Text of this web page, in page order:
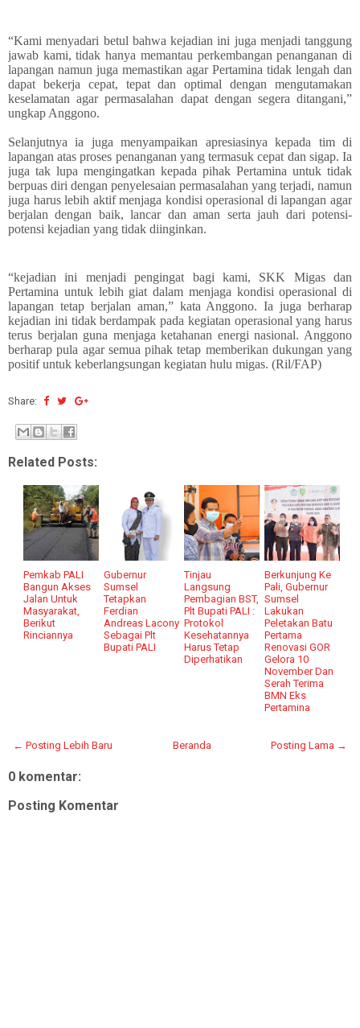
“Kami menyadari betul bahwa kejadian ini juga menjadi tanggung
jawab kami, tidak hanya memantau perkembangan penanganan di
lapangan namun juga memastikan agar Pertamina tidak lengah dan
dapat bekerja cepat, tepat dan optimal dengan mengutamakan
keselamatan agar permasalahan dapat dengan segera ditangani,”
ungkap Anggono.
Selanjutnya ia juga menyampaikan apresiasinya kepada tim di
lapangan atas proses penanganan yang termasuk cepat dan sigap. Ia
juga tak lupa mengingatkan kepada pihak Pertamina untuk tidak
berpuas diri dengan penyelesaian permasalahan yang terjadi, namun
juga harus lebih aktif menjaga kondisi operasional di lapangan agar
berjalan dengan baik, lancar dan aman serta jauh dari potensi-
potensi kejadian yang tidak diinginkan.
“kejadian ini menjadi pengingat bagi kami, SKK Migas dan
Pertamina untuk lebih giat dalam menjaga kondisi operasional di
lapangan tetap berjalan aman,” kata Anggono. Ia juga berharap
kejadian ini tidak berdampak pada kegiatan operasional yang harus
terus berjalan guna menjaga ketahanan energi nasional. Anggono
berharap pula agar semua pihak tetap memberikan dukungan yang
positif untuk keberlangsungan kegiatan hulu migas. (Ril/FAP)
Share:
Related Posts:
Pemkab PALI
Bangun Akses
Jalan Untuk
Masyarakat,
Berikut
Rinciannya
Gubernur
Sumsel
Tetapkan
Ferdian
Andreas Lacony
Sebagai Plt
Bupati PALI
Tinjau
Langsung
Pembagian BST,
Plt Bupati PALI :
Protokol
Kesehatannya
Harus Tetap
Diperhatikan
Berkunjung Ke
Pali, Gubernur
Sumsel
Lakukan
Peletakan Batu
Pertama
Renovasi GOR
Gelora 10
November Dan
Serah Terima
BMN Eks
Pertamina
← Posting Lebih Baru Posting Lama →
Beranda
0 komentar:
Posting Komentar